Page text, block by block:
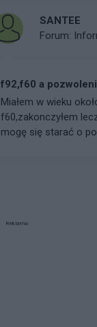
SANTEE
Forum:
f92,f60 a
Miałem w wieku
f60,zakonczyłem
mogę się starać o
Reklama: